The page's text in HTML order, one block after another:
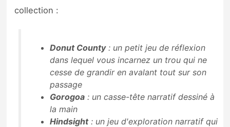
Guides
collection :
Donut County: un petit jeu de réflexion
dans lequel vous incarnez un trou qui ne
cesse de grandir en avalant tout sur son
passage
Gorogoa : un casse-tête narratif dessiné à
la main
Hindsight: un jeu d'exploration narratif qui